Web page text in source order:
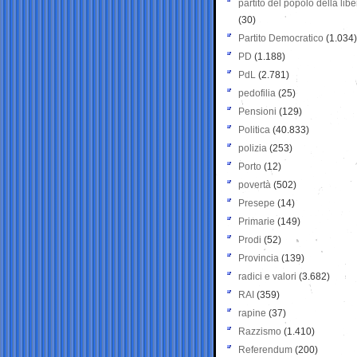
partito del popolo della
(30)
Partito Democratico (1.034)
PD (1.188)
PdL (2.781)
pedofilia (25)
Pensioni (129)
Politica (40.833)
polizia (253)
Porto (12)
povertà (502)
Presepe (14)
Primarie (149)
Prodi (52)
Provincia (139)
radici e valori (3.682)
RAI (359)
rapine (37)
Razzismo (1.410)
Referendum (200)